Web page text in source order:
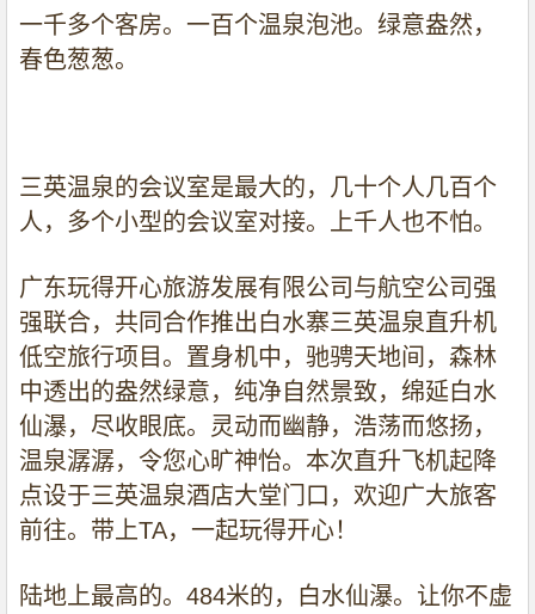
一千多个客房。一百个温泉泡池。绿意盎然，
春色葱葱。
三英温泉的会议室是最大的，几十个人几百个
人，多个小型的会议室对接。上千人也不怕。
广东玩得开心旅游发展有限公司与航空公司强
强联合，共同合作推出白水寨三英温泉直升机
低空旅行项目。置身机中，驰骋天地间，森林
中透出的盎然绿意，纯净自然景致，绵延白水
仙瀑，尽收眼底。灵动而幽静，浩荡而悠扬，
温泉潺潺，令您心旷神怡。本次直升飞机起降
点设于三英温泉酒店大堂门口，欢迎广大旅客
前往。带上TA，一起玩得开心！
陆地上最高的。 484米的，白水仙瀑。让你不虚